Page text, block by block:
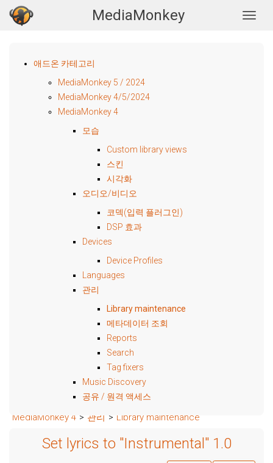
MediaMonkey
MediaMonkey 4 > 관리 > Library maintenance
Set lyrics to "Instrumental" 1.0
애드온 카테고리
MediaMonkey 5 / 2024
MediaMonkey 4/5/2024
MediaMonkey 4
모습
Custom library views
스킨
시각화
오디오/비디오
코덱(입력 플러그인)
DSP 효과
Devices
Device Profiles
Languages
관리
Library maintenance
메타데이터 조회
Reports
Search
Tag fixers
Music Discovery
공유 / 원격 액세스